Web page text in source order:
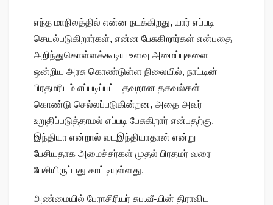
எந்த மாநிலத்தில் என்ன நடக்கிறது, யார் எப்படி
செயல்படுகிறார்கள், என்ன பேசுகிறார்கள் என்பதை
அறிந்துகொள்ளக்கூடிய உளவு அமைப்புகளை
ஒன்றிய அரசு கொண்டுள்ள நிலையில், நாட்டின்
பிரதமரிடம் எப்படிப்பட்ட தவறான தகவல்கள்
கொண்டு செல்லப்படுகின்றன, அதை அவர்
உறுதிப்படுத்தாமல் எப்படி பேசுகிறார் என்பதற்கு,
இந்தியா என்றால் வடஇந்தியாதான் என்று
பேசியதாக அமைச்சர்கள் முதல் பிரதமர் வரை
பேசியிருப்பது காட்டியுள்ளது.
அண்மையில் பேராசிரியர் சுப.வீ-யின் திராவிட